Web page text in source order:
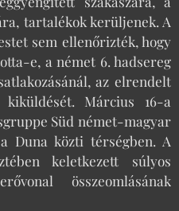
tartalékok kerüljenek. A
sem ellenőrizték, hogy
e, a német 6. hadsereg
az elrendelt
kiküldését. Március 16-a
Süd német-magyar
Duna közti térségben. A
keletkezett súlyos
összeomlásának